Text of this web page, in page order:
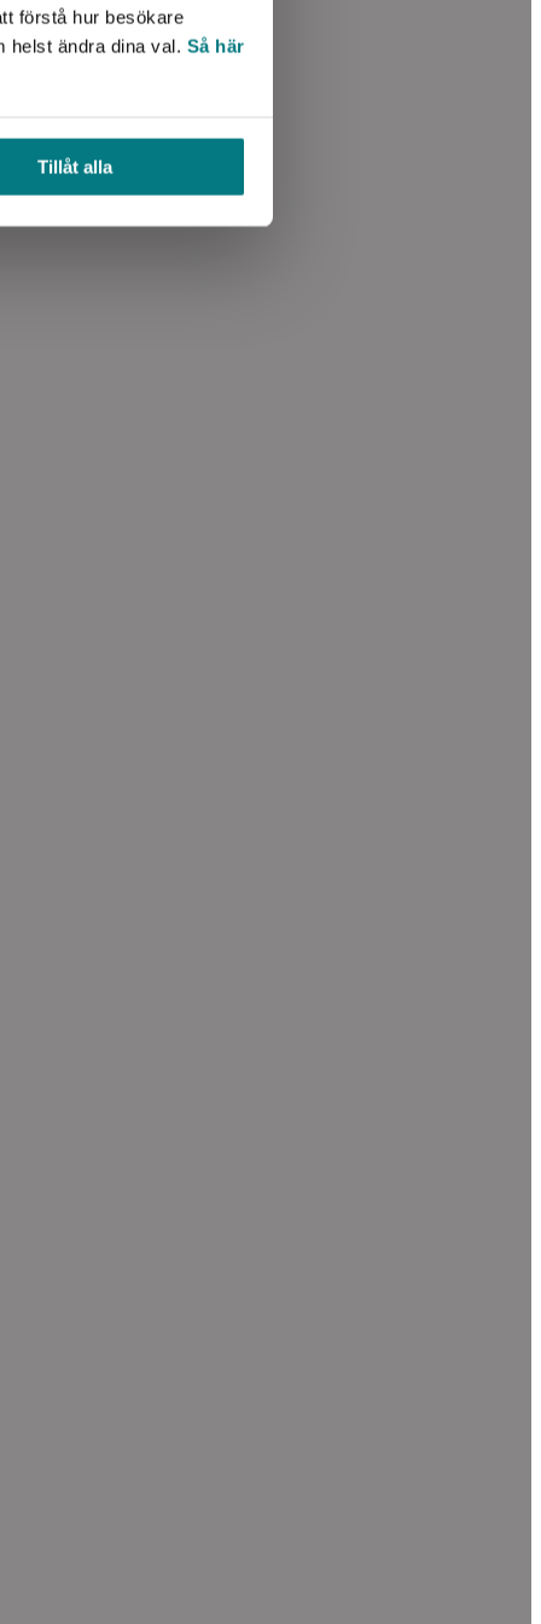
förstå hur besökare
helst ändra dina val. Så här
Tillåt alla